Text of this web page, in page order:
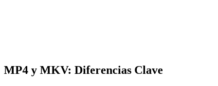
MP4 y MKV: Diferencias Clave